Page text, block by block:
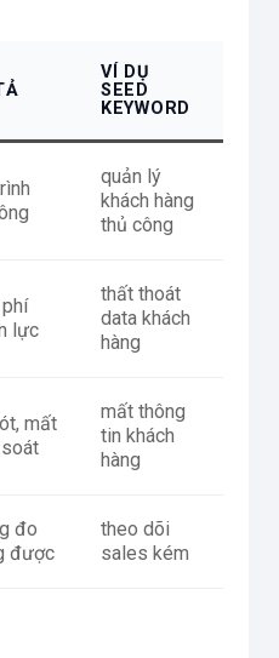
VÍ DỤ
SEED
KEYWORD
quản lý
khách hàng
thủ công
lực
thất thoát
data khách
hàng
mất
mất thông
tin khách
hàng
đo
được
theo dõi
sales kém